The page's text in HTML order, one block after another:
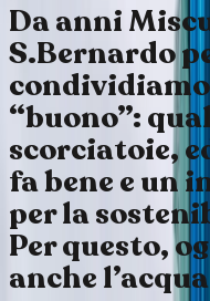
Da anni
S.Bernardo
“buono”:
scorciatoie,
fa bene e un
per la
Per questo,
anche